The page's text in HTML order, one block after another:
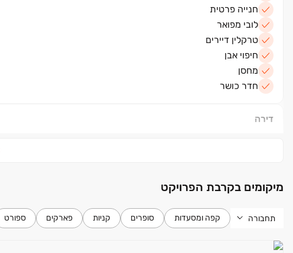
חנייה פרטית
לובי מפואר
טרקלין דיירים
חיפוי אבן
מחסן
חדר כושר
דירה
תריסים חשמליים*
דלת כניסה ביטחון*
מיקומים בקרבת הפרויקט
תחבורה קפה ומסעדות סופרים קניות פארקים ספורט